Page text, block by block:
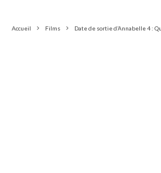
Accueil Films Date de sortie d’Annabelle 4 :